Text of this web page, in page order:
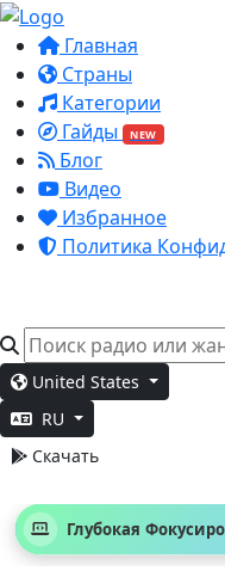
Главная
Страны
Категории
Гайды
NEW
Блог
Видео
Избранное
Политика
United States
RU
Скачать
Глубокая